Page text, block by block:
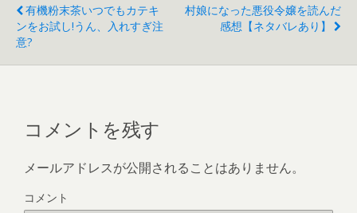
有機粉末茶いつでもカテキ
ンをお試し!うん、入れすぎ注
意?
村娘になった悪役令嬢を読んだ
感想【ネタバレあり】
コメントを残す
メールアドレスが公開されることはありません。
コメント